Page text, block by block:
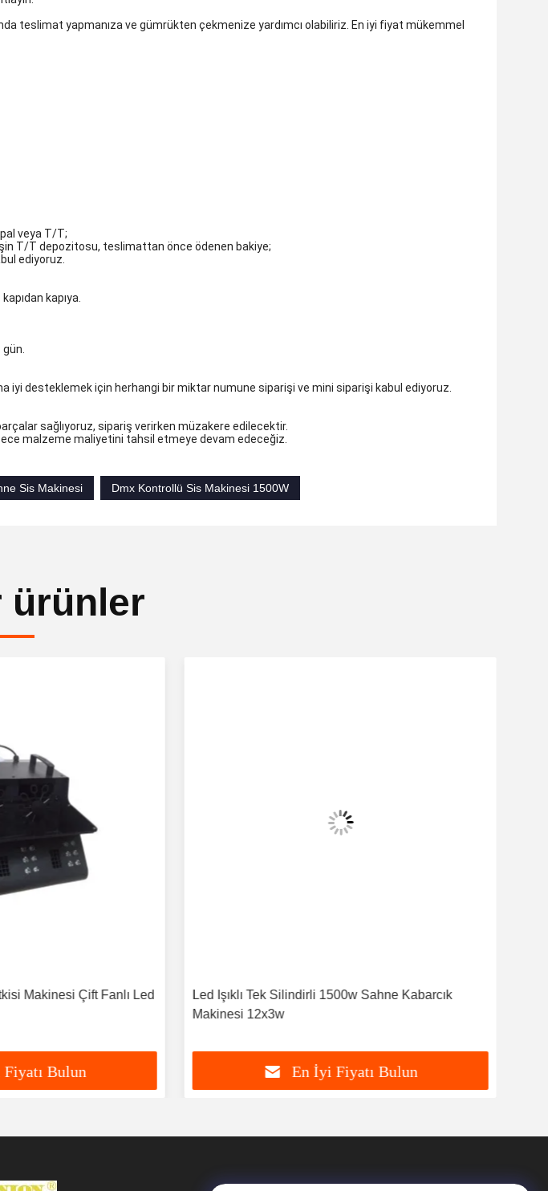
teslimat yapmanıza ve gümrükten çekmenize yardımcı olabiliriz. En iyi fiyat mükemmel
veya T/T;
T/T depozitosu, teslimattan önce ödenen bakiye;
ediyoruz.
kapıya.
iyi desteklemek için herhangi bir miktar numune siparişi ve mini siparişi kabul ediyoruz.
sağlıyoruz, sipariş verirken müzakere edilecektir.
malzeme maliyetini tahsil etmeye devam edeceğiz.
Sis Makinesi Dmx Kontrollü Sis Makinesi 1500W
ürünler
Makinesi Çift Fanlı Led
Bulun
Led Işıklı Tek Silindirli 1500w Sahne Kabarcık
Makinesi 12x3w
En İyi Fiyatı Bulun